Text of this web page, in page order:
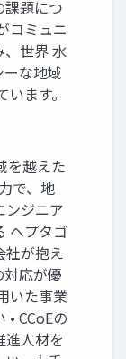
課題につ
コミュニ
、世界 ⽔
な地域
ます。
を越えた
で、地
ジニア
ヘプタゴ
社が抱え
対応が優
いた事業
CCoEの
進⼈材を